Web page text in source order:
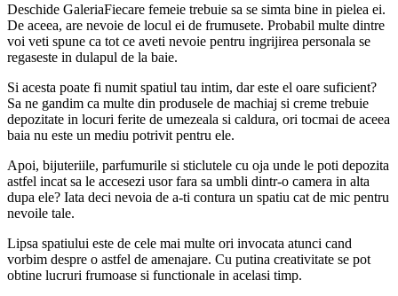
Deschide GaleriaFiecare femeie trebuie sa se simta bine in pielea ei.
De aceea, are nevoie de locul ei de frumusete. Probabil multe dintre
voi veti spune ca tot ce aveti nevoie pentru ingrijirea personala se
regaseste in dulapul de la baie.
Si acesta poate fi numit spatiul tau intim, dar este el oare suficient?
Sa ne gandim ca multe din produsele de machiaj si creme trebuie
depozitate in locuri ferite de umezeala si caldura, ori tocmai de aceea
baia nu este un mediu potrivit pentru ele.
Apoi, bijuteriile, parfumurile si sticlutele cu oja unde le poti depozita
astfel incat sa le accesezi usor fara sa umbli dintr-o camera in alta
dupa ele? Iata deci nevoia de a-ti contura un spatiu cat de mic pentru
nevoile tale.
Lipsa spatiului este de cele mai multe ori invocata atunci cand
vorbim despre o astfel de amenajare. Cu putina creativitate se pot
obtine lucruri frumoase si functionale in acelasi timp.